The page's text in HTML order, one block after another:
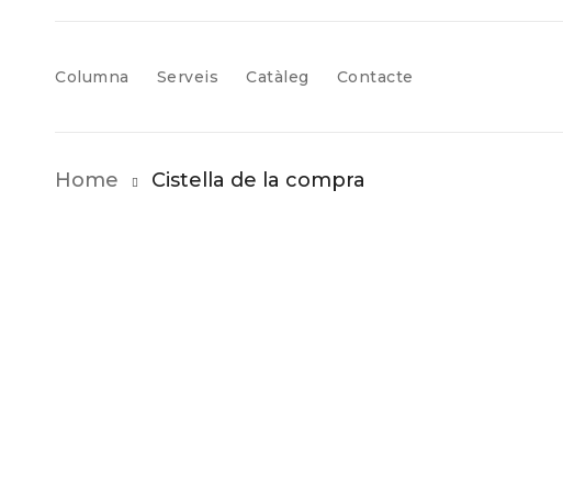
Columna Serveis Catàleg Contacte
Home Cistella de la compra